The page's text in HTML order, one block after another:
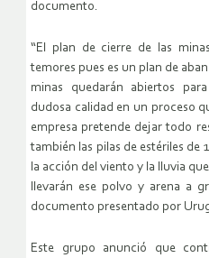
documento.
“El plan de cierre de las
temores pues es un plan de
minas quedarán abiertos
dudosa calidad en un proceso
empresa pretende dejar todo
también las pilas de estériles de
la acción del viento y la lluvia
llevarán ese polvo y arena a
documento presentado por
Este grupo anunció que